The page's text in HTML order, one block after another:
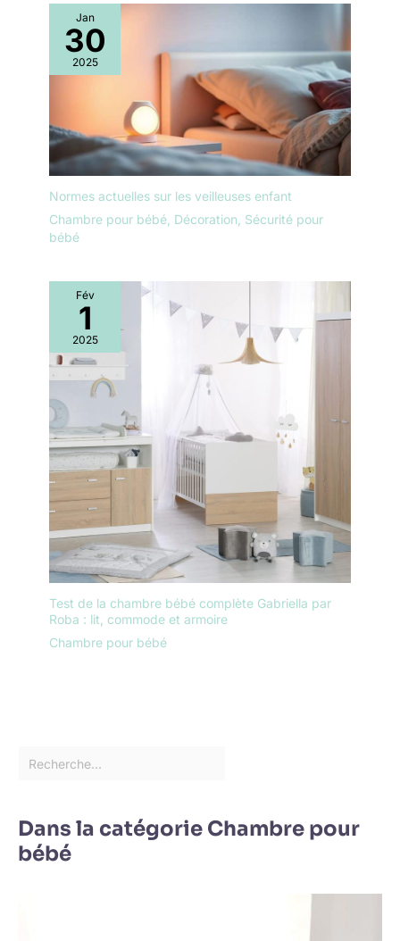
Jan
30
2025
Normes actuelles sur les veilleuses enfant
Chambre pour bébé, Décoration, Sécurité pour
bébé
Fév
1
2025
Test de la chambre bébé complète Gabriella par
Roba : lit, commode et armoire
Chambre pour bébé
Dans la catégorie Chambre pour
bébé